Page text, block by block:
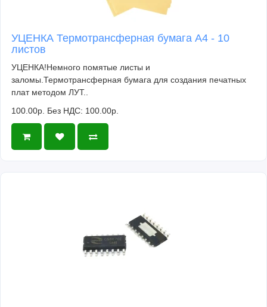
УЦЕНКА Термотрансферная бумага А4 - 10
листов
УЦЕНКА!Немного помятые листы и
заломы.Термотрансферная бумага для создания печатных
плат методом ЛУТ..
100.00р. Без НДС: 100.00р.